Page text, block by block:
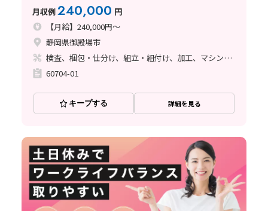
月収例240,000 円
【月給】240,000円～
静岡県御殿場市
検査、梱包・仕分け、組立・組付け、加工、マシンオペレーター、清掃・洗浄、座り作業、立ち作業
60704-01
キープする 詳細を見る